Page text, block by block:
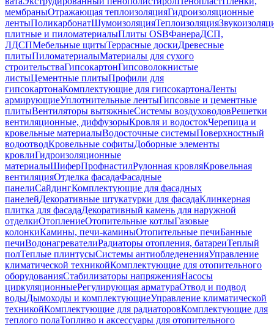
мембраныОтражающая теплоизоляцияГидроизоляционные
лентыПоликарбонатШумоизоляцияТеплоизоляция
плитные и пиломатериалыПлиты OSBФанераДСП,
ЛДСПМебельные щитыТеррасные доскиДревесные
плитыПиломатериалыМатериалы для сухого
строительстваГипсокартонГипсоволокнистые
листыЦементные плитыПрофили для
гипсокартонаКомплектующие для гипсокартонаЛенты
армирующиеУплотнительные лентыГипсовые и цементные
плитыВентиляторы вытяжныеСистемы воздуховодовРешетки
вентиляционные, диффузорыКровля и водостокЧерепица и
кровельные материалыВодосточные системыПоверхностный
водоотводКровельные софитыДоборные элементы
кровлиГидроизоляционные
материалыШиферПрофнастилРулонная кровляКровельная
вентиляцияОтделка фасадаФасадные
панелиСайдингКомплектующие для фасадных
панелейДекоративные штукатурки для фасадаКлинкерная
плитка для фасадаДекоративный камень для наружной
отделкиОтоплениеОтопительные котлыГазовые
колонкиКамины, печи-каминыОтопительные печиБанные
печиВодонагревателиРадиаторы отопления, батареиТеплый
полТеплые плинтусыСистемы антиобледененияУправление
климатической техникойКомплектующие для отопительного
оборудованияСтабилизаторы напряженияНасосы
циркуляционныеРегулирующая арматураОтвод и подвод
водыДымоходы и комплектующиеУправление климатической
техникойКомплектующие для радиаторовКомплектующие для
теплого полаТопливо и аксессуары для отопительного